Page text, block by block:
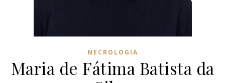
NECROLOGIA
Maria de Fátima Batista da